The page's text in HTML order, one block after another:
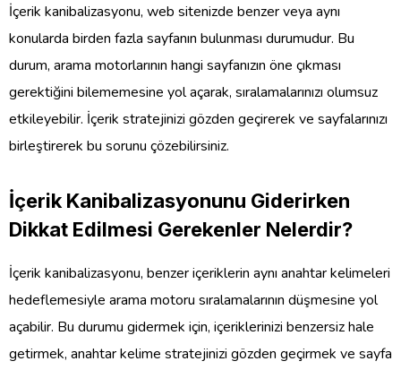
İçerik kanibalizasyonu, web sitenizde benzer veya aynı
konularda birden fazla sayfanın bulunması durumudur. Bu
durum, arama motorlarının hangi sayfanızın öne çıkması
gerektiğini bilememesine yol açarak, sıralamalarınızı olumsuz
etkileyebilir. İçerik stratejinizi gözden geçirerek ve sayfalarınızı
birleştirerek bu sorunu çözebilirsiniz.
İçerik Kanibalizasyonunu Giderirken
Dikkat Edilmesi Gerekenler Nelerdir?
İçerik kanibalizasyonu, benzer içeriklerin aynı anahtar kelimeleri
hedeflemesiyle arama motoru sıralamalarının düşmesine yol
açabilir. Bu durumu gidermek için, içeriklerinizi benzersiz hale
getirmek, anahtar kelime stratejinizi gözden geçirmek ve sayfa